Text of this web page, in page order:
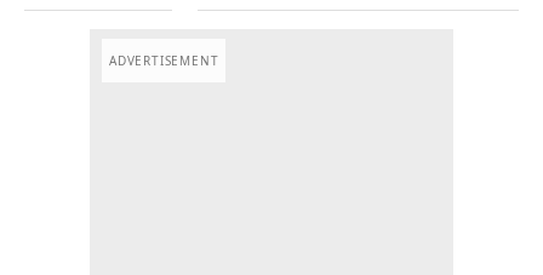
ADVERTISEMENT